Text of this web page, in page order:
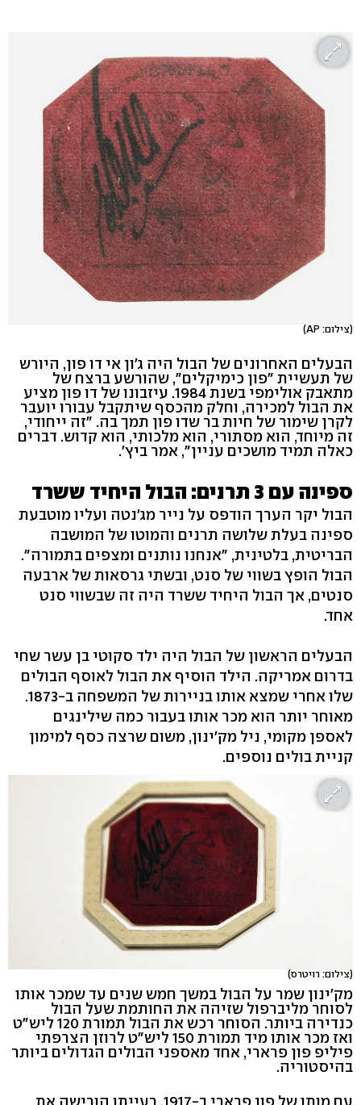
(צילום: AP)
הבעלים האחרונים של הבול היה ג'ון אי דו פון, היורש
של תעשיית "פון כימיקלים", שהורשע ברצח של
מתאבק אולימפי בשנת 1984. עיזבונו של דו פון מציע
את הבול למכירה, וחלק מהכסף שיתקבל עבורו יועבר
לקרן שימור של חיות בר שדו פון תמך בה. "זה ייחודי,
זה מיוחד, הוא מסתורי, הוא מלכותי, הוא קדוש. דברים
כאלה תמיד מושכים עניין", אמר ביץ'.
ספינה עם 3 תרנים: הבול היחיד ששרד
הבול יקר הערך הודפס על נייר מג'נטה ועליו מוטבעת
ספינה בעלת שלושה תרנים והמוטו של המושבה
הבריטית, בלטינית, "אנחנו נותנים ומצפים בתמורה".
הבול הופץ בשווי של סנט, ובשתי גרסאות של ארבעה
סנטים, אך הבול היחיד ששרד היה זה שבשווי סנט
אחד.
הבעלים הראשון של הבול היה ילד סקוטי בן עשר שחי
בדרום אמריקה. הילד הוסיף את הבול לאוסף הבולים
שלו אחרי שמצא אותו בניירות של המשפחה ב-1873.
מאוחר יותר הוא מכר אותו בעבור כמה שילינגים
לאספן מקומי, ניל מק'ינון, משום שרצה כסף למימון
קניית בולים נוספים.
(צילום: רויטרס)
מק'ינון שמר על הבול במשך חמש שנים עד שמכר אותו
לסוחר מליברפול שזיהה את החותמת שעל הבול
כנדירה ביותר. הסוחר רכש את הבול תמורת 120 ליש"ט
ואז מכר אותו מיד תמורת 150 ליש"ט לרוזן הצרפתי
פיליפ פון פרארי, אחד מאספני הבולים הגדולים ביותר
בהיסטוריה.
עם מותו של פון פרארי ב-1917, רעייתו הורישה את